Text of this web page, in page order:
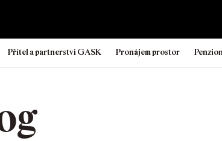
Přítel a partnerství GASK Pronájem prostor